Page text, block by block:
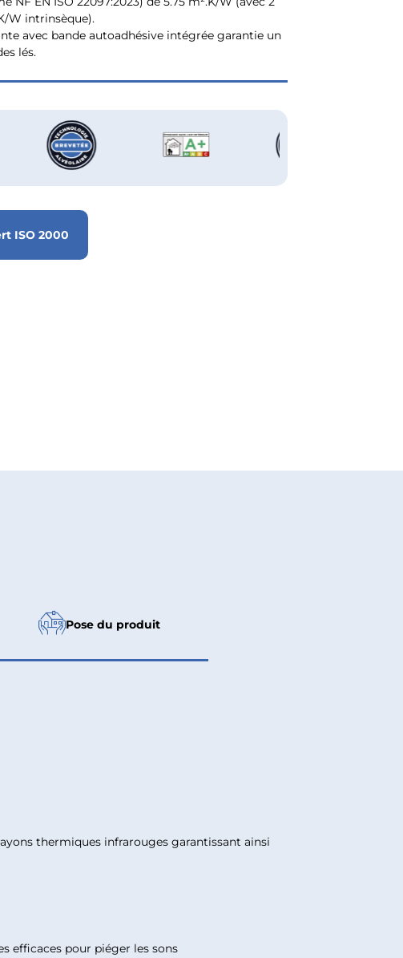
W intrinsèque).
avec bande autoadhésive intégrée garantie un
lés.
ISO 2000
Pose du produit
thermiques infrarouges garantissant ainsi
efficaces pour piéger les sons